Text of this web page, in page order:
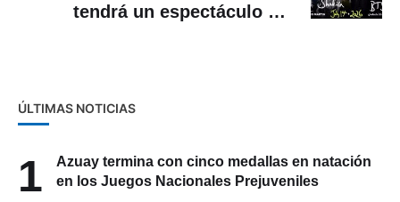
tendrá un espectáculo de
ÚLTIMAS NOTICIAS
1
Azuay termina con cinco medallas en natación
en los Juegos Nacionales Prejuveniles